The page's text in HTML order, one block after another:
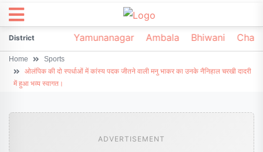
DistrictSonipat Yamunanagar Ambala Bhiwani
Home
Sports
ओलंपिक की दो स्पर्धाओं में कांस्य पदक जीतने वाली मनु भाकर का उनके नैनिहाल चरखी दादरी
में हुआ भव्य स्वागत।
ADVERTISEMENT